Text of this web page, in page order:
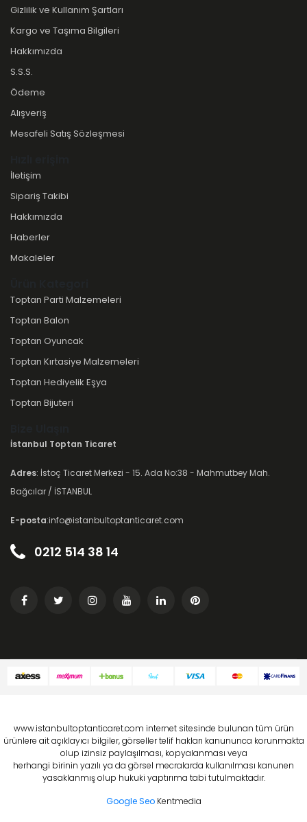
Gizlilik ve Kullanım Şartları
Kargo ve Taşıma Bilgileri
Hakkımızda
S.S.S.
Ödeme
Alışveriş
Mesafeli Satış Sözleşmesi
İletişim
Sipariş Takibi
Hakkımızda
Haberler
Makaleler
Toptan Parti Malzemeleri
Toptan Balon
Toptan Oyuncak
Toptan Kırtasiye Malzemeleri
Toptan Hediyelik Eşya
Toptan Bijuteri
İstanbul Toptan Ticaret
Adres: İstoç Ticaret Merkezi - 15. Ada No:38 - Mahmutbey Mah.
Bağcılar / İSTANBUL
E-posta:info@istanbultoptanticaret.com
0212 514 38 14
www.istanbultoptanticaret.com internet sitesinde bulunan tüm ürün
ürünlere ait açıklayıcı bilgiler, görseller telif hakları kanununca korunmakta
olup izinsiz paylaşılması, kopyalanması veya
herhangi birinin yazılı ya da görsel mecralarda kullanılması kanunen
yasaklanmış olup hukuki yaptırıma tabi tutulmaktadır.
Google Seo Kentmedia